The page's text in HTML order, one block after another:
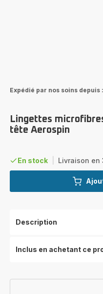
Expédié par nos soins depuis :
Lingettes
tête Aerospin
En stock Livraison en
Description
Inclus en achetant ce